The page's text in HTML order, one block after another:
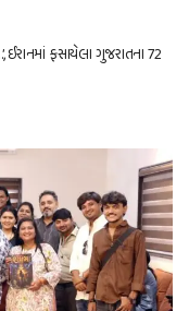
ઈરાનમાં ફસાયેલા ગુજરાતના 72